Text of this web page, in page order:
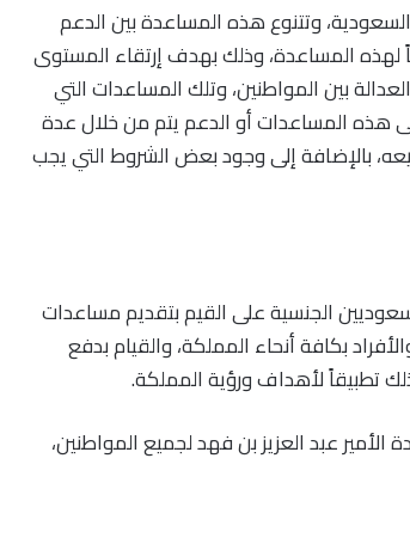
وتتنوع هذه المساعدة بين الدعم
لهذه المساعدة، وذلك بهدف إرتقاء المستوى
بين المواطنين، وتلك المساعدات التي
هذه المساعدات أو الدعم يتم من خلال عدة
بالإضافة إلى وجود بعض الشروط التي يجب
سعوديين الجنسية على القيم بتقديم مساعدات
بكافة أنحاء المملكة، والقيام بدفع
عبد العزيز بن فهد لجميع المواطنين،